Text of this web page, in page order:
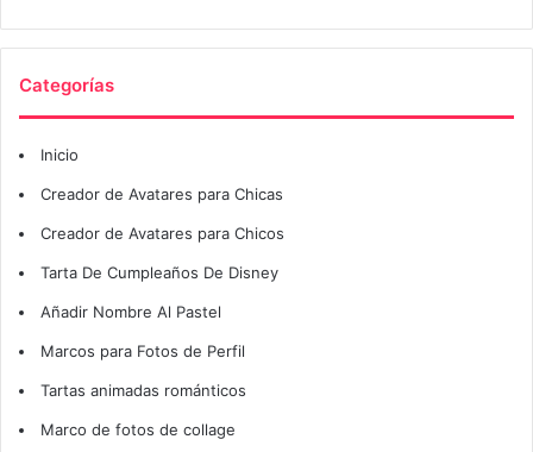
Categorías
Inicio
Creador de Avatares para Chicas
Creador de Avatares para Chicos
Tarta De Cumpleaños De Disney
Añadir Nombre Al Pastel
Marcos para Fotos de Perfil
Tartas animadas románticos
Marco de fotos de collage